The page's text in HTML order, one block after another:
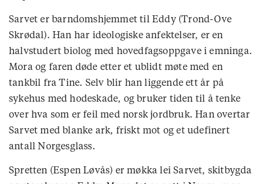
Sarvet er barndomshjemmet til Eddy (Trond-Ove
Skrødal). Han har ideologiske anfektelser, er en
halvstudert biolog med hovedfagsoppgave i emninga.
Mora og faren døde etter et ublidt møte med en
tankbil fra Tine. Selv blir han liggende ett år på
sykehus med hodeskade, og bruker tiden til å tenke
over hva som er feil med norsk jordbruk. Han overtar
Sarvet med blanke ark, friskt mot og et udefinert
antall Norgesglass.
Spretten (Espen Løvås) er møkka lei Sarvet, skitbygda